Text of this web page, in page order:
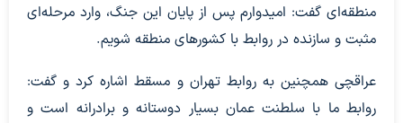
منطقه‌ای گفت: امیدوارم پس از پایان این جنگ، وارد مرحله‌ای
مثبت و سازنده در روابط با کشورهای منطقه شویم.
عراقچی همچنین به روابط تهران و مسقط اشاره کرد و گفت:
روابط ما با سلطنت عمان بسیار دوستانه و برادرانه است و